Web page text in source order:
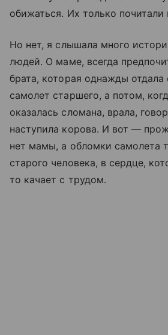
обижаться. Их только почитали
Но нет, я слышала много
людей. О маме, всегда
брата, которая однажды
самолет старшего, а потом,
оказалась сломана, врала,
наступила корова. И вот —
нет мамы, а обломки самолета
старого человека, в сердце,
то качает с трудом.